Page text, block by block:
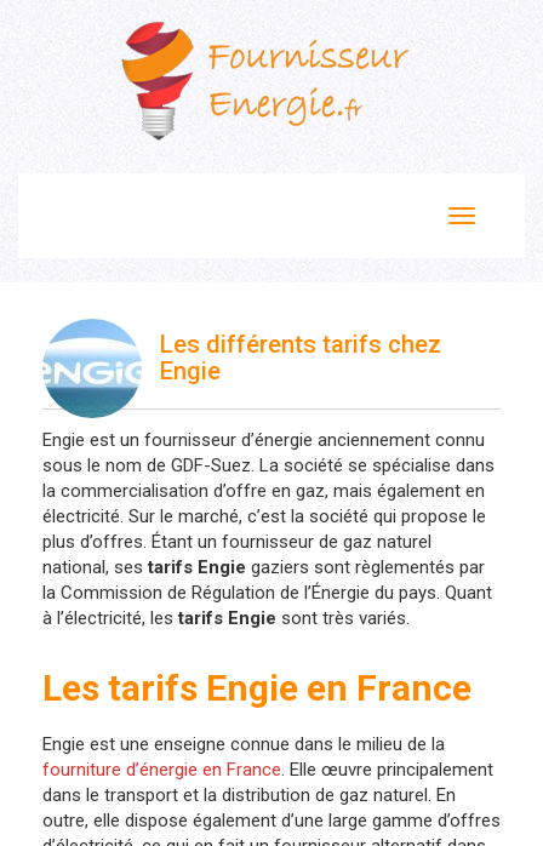
Toggle
Les différents tarifs chez
Engie
Engie est un fournisseur d’énergie anciennement connu
sous le nom de GDF-Suez. La société se spécialise dans
la commercialisation d’offre en gaz, mais également en
électricité. Sur le marché, c’est la société qui propose le
plus d’offres. Étant un fournisseur de gaz naturel
national, sestarifs Engie gaziers sont règlementés par
la Commission de Régulation de l’Énergie du pays. Quant
à l’électricité, lestarifs Engie sont très variés.
Les tarifs Engie en France
Engie est une enseigne connue dans le milieu de la
fourniture d’énergie en France. Elle œuvre principalement
dans le transport et la distribution de gaz naturel. En
outre, elle dispose également d’une large gamme d’offres